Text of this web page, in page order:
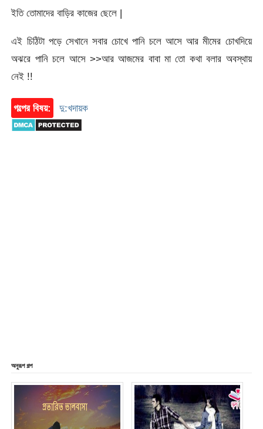
ইতি তোমাদের বাড়ির কাজের ছেলে |
এই চিঠিটা পড়ে সেখানে সবার চোখে পানি চলে আসে আর মীমের চোখদিয়ে
অঝরে পানি চলে আসে >>আর আজমের বাবা মা তো কথা বলার অবস্থায়
নেই !!
গল্পের বিষয়: দু:খদায়ক
অনুরূপ গল্প